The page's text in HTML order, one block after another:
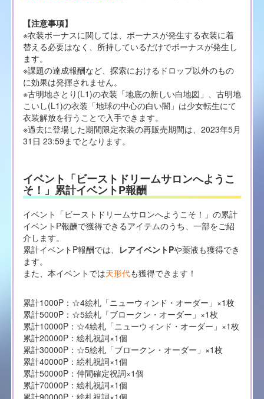
【注意事項】
※衣装ボーナスに関しては、ボーナスが発生する衣装に着
替える必要はなく、所持しているだけでボーナスが発生し
ます。
※課題の達成報酬など、探索におけるドロップ以外のもの
に効果は発揮されません。
※古明地さとり(L1)の衣装「地底の新しい白地図」、古明地
こいし(L1)の衣装「地球の中心の白い闇」は少女転生にて
衣装解放を行うことで入手できます。
※過去に登場した期間限定衣装の再販売期間は、2023年5月
31日 23:59までとなります。
イベント「ビーストドリームサロンへようこ
そ！」累計イベントP報酬
イベント「ビーストドリームサロンへようこそ！」の累計
イベントP報酬で獲得できるアイテムのうち、一部をご紹
介します。
累計イベントP報酬では、
レアイベントPや薬液も獲得でき
ます。
また、本イベントでは天形代も獲得できます！
累計1000P：☆4絵札「ニューウィンド・オーダー」×1枚
累計5000P：☆5絵札「ブロークン・オーダー」×1枚
累計10000P：☆4絵札「ニューウィンド・オーダー」×1枚
累計20000P：絵札祝詞×1個
累計30000P：☆5絵札「ブロークン・オーダー」×1枚
累計40000P：絵札祝詞×1個
累計50000P：仲間確定祝詞×1個
累計70000P：絵札祝詞×1個
累計90000P：絵札祝詞×1個